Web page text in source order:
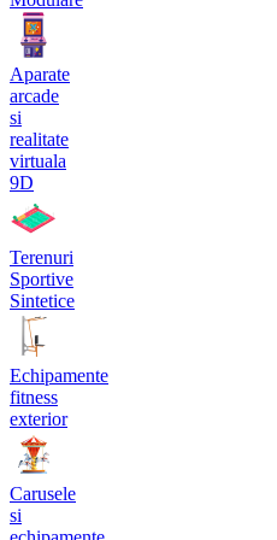
Aparate
arcade
si
realitate
virtuala
9D
Terenuri
Sportive
Sintetice
Echipamente
fitness
exterior
Carusele
si